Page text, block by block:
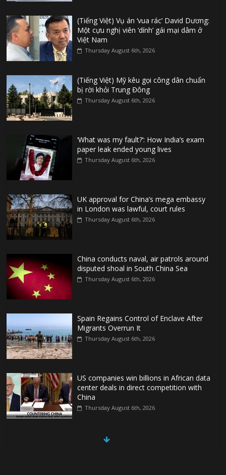
(Tiếng Việt) Vụ án ‘vua rác’ David Dương:
Một cựu nghị viên ‘dính’ gái mại dâm ở
Việt Nam
Thursday August 6th, 2026
(Tiếng Việt) Mỹ kêu gọi công dân chuẩn
bị rời khỏi Trung Đông
Thursday August 6th, 2026
‘What was my fault?’: How India’s exam
paper leak ended young lives
Thursday August 6th, 2026
UK approval for China’s mega embassy
in London was lawful, court rules
Thursday August 6th, 2026
China conducts naval, air patrols around
disputed shoal in South China Sea
Thursday August 6th, 2026
Spain Regains Control of Enclave After
Migrants Overrun It
Thursday August 6th, 2026
US companies win billions in African data
center deals in direct competition with
China
Thursday August 6th, 2026
China, Russia, Iran and North Korea